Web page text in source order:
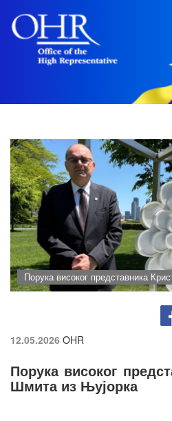
Порука високог представника
12.05.2026 OHR
Порука високог
Шмита из Њујорка